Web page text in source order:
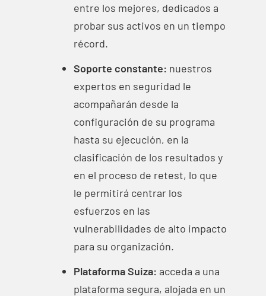
entre los mejores, dedicados a
probar sus activos en un tiempo
récord.
Soporte constante: nuestros
expertos en seguridad le
acompañarán desde la
configuración de su programa
hasta su ejecución, en la
clasificación de los resultados y
en el proceso de retest, lo que
le permitirá centrar los
esfuerzos en las
vulnerabilidades de alto impacto
para su organización.
Plataforma Suiza: acceda a una
plataforma segura, alojada en un